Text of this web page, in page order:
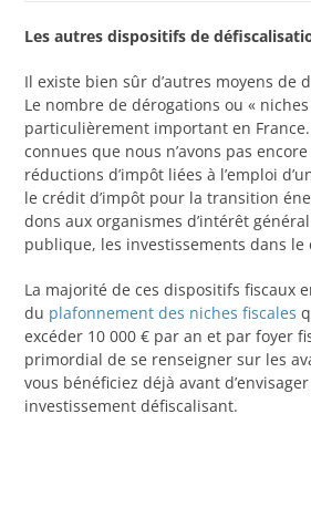
Les autres dispositifs de
Il existe bien sûr d’autres moyens de
Le nombre de dérogations ou «
particulièrement important en
connues que nous n’avons pas
réductions d’impôt liées à l’emploi
le crédit d’impôt pour la transition
dons aux organismes d’intérêt
publique, les investissements dans le
La majorité de ces dispositifs fiscaux
du plafonnement des niches fiscales
excéder 10 000 € par an et par foyer
primordial de se renseigner sur les
vous bénéficiez déjà avant
investissement défiscalisant.